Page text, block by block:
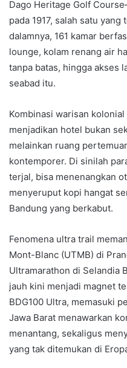
Dago Heritage Golf
pada 1917, salah satu
dalamnya, 161 kamar
lounge, kolam renang air
tanpa batas, hingga akses
seabad itu.
Kombinasi warisan
menjadikan hotel bukan
melainkan ruang
kontemporer. Di sinilah
terjal, bisa menenangkan
menyeruput kopi hangat
Bandung yang berkabut.
Fenomena ultra trail
Mont-Blanc (UTMB) di
Ultramarathon di Selandia
jauh kini menjadi magnet
BDG100 Ultra, memasuki
Jawa Barat menawarkan
menantang, sekaligus
yang tak ditemukan di